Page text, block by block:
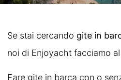
Se stai cercando gite in
noi di Enjoyacht facciamo
Fare gite in barca con o